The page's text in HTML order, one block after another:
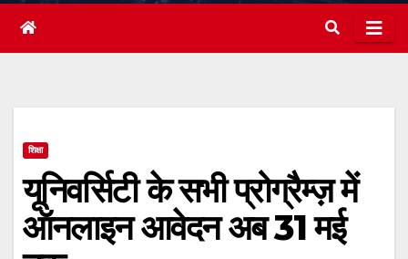
शिक्षा
यूनिवर्सिटी के सभी प्रोग्रैम्ज़ में
ऑनलाइन आवेदन अब 31 मई